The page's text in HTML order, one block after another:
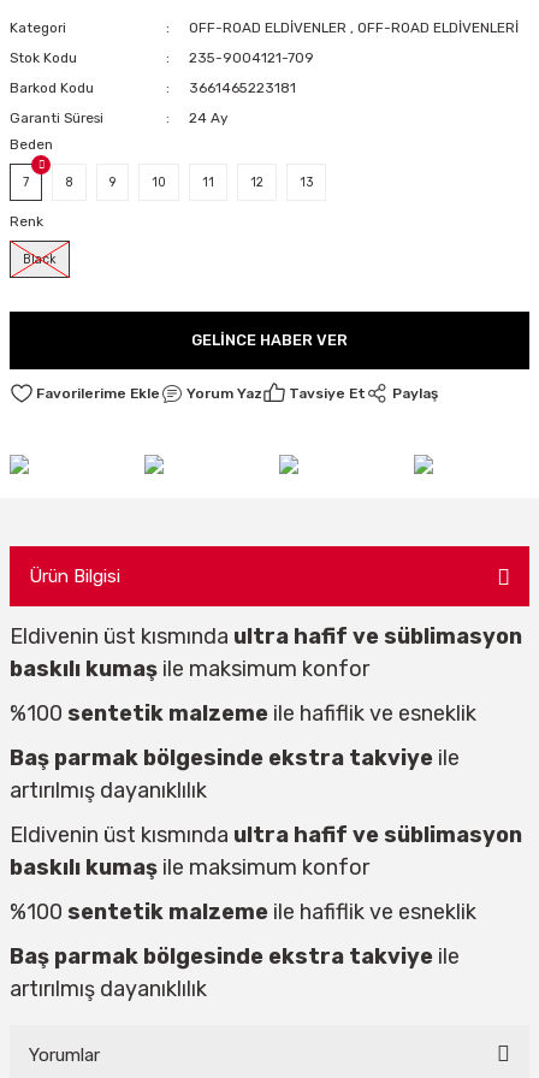
Kategori OFF-ROAD ELDİVENLER , OFF-ROAD ELDİVENLERİ
Stok Kodu
235-9004121-709
Barkod Kodu
3661465223181
Garanti Süresi
24 Ay
Beden
7 8 9 10 11 12 13
Renk
Black
GELINCE HABER VER
Yorum Yaz Tavsiye Et Paylaş
Ürün Bilgisi
Eldivenin üst kısmında ultra hafif ve süblimasyon
baskılı kumaş ile maksimum konfor
%100 sentetik malzeme ile hafiflik ve esneklik
Baş parmak bölgesinde ekstra takviye ile
artırılmış dayanıklılık
Eldivenin üst kısmında ultra hafif ve süblimasyon
baskılı kumaş ile maksimum konfor
%100 sentetik malzeme ile hafiflik ve esneklik
Baş parmak bölgesinde ekstra takviye ile
artırılmış dayanıklılık
Yorumlar